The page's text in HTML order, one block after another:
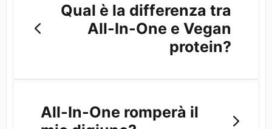
Qual è la differenza tra
All-In-One e Vegan
protein?
All-In-One romperà il